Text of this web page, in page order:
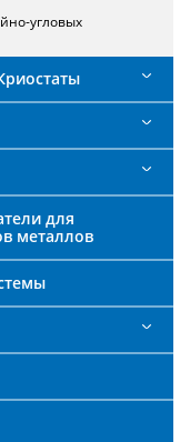
угловых
для
металлов